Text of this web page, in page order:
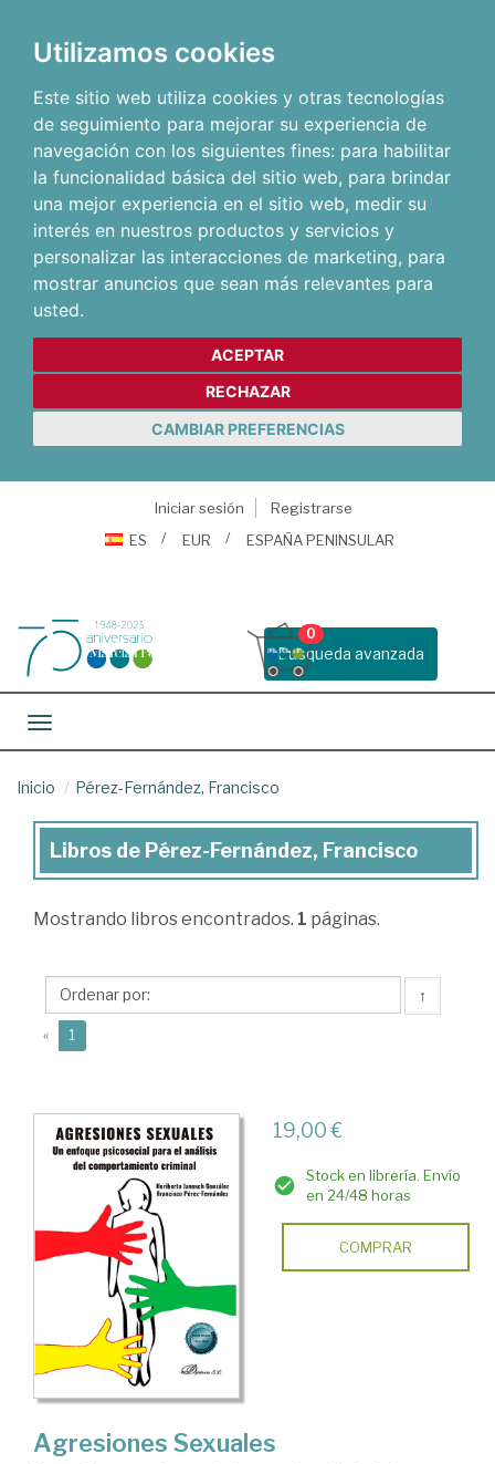
Utilizamos cookies
Este sitio web utiliza cookies y otras tecnologías
de seguimiento para mejorar su experiencia de
navegación con los siguientes fines: para habilitar
la funcionalidad básica del sitio web, para brindar
una mejor experiencia en el sitio web, medir su
interés en nuestros productos y servicios y
personalizar las interacciones de marketing, para
mostrar anuncios que sean más relevantes para
usted.
ACEPTAR
RECHAZAR
CAMBIAR PREFERENCIAS
Iniciar sesión
Registrarse
ES
EUR ESPAÑA PENINSULAR
Busqueda avanzada
0
Toggle navigation
Inicio Pérez-Fernández, Francisco
Libros
Pérez-
Francisco
Libros de Pérez-Fernández, Francisco
Mostrando libros encontrados. 1 páginas.
↑
« 1
19,00 €
Stock en librería. Envío
en 24/48 horas
COMPRAR
Agresiones Sexuales